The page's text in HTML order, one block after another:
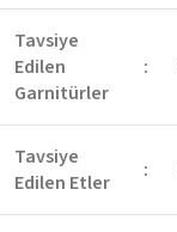
Tavsiye
Edilen
Garnitürler
:
Tavsiye
Edilen Etler
: